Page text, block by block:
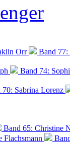
Orr
Band
Band 74:
70: Sabrina Lorenz
Band 65: Christine
Flachsmann